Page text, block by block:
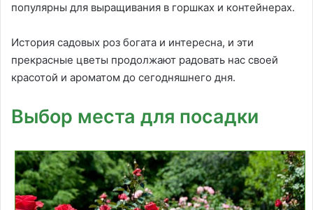
популярны для выращивания в горшках и контейнерах.
История садовых роз богата и интересна, и эти
прекрасные цветы продолжают радовать нас своей
красотой и ароматом до сегодняшнего дня.
Выбор места для посадки